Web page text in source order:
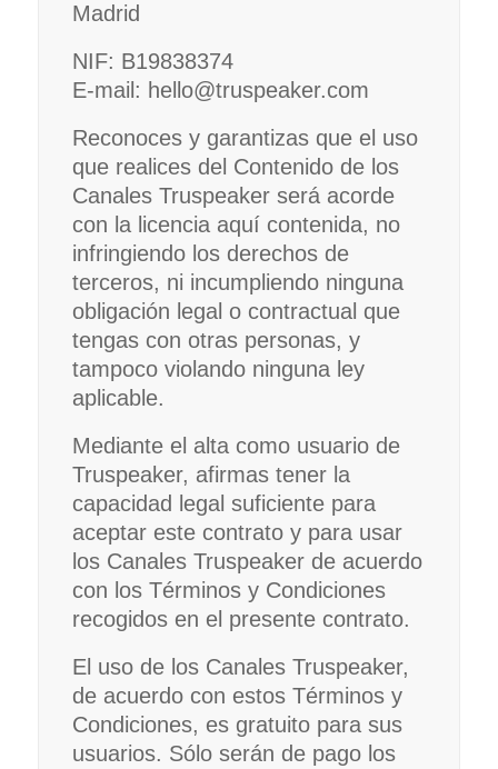
Madrid
NIF: B19838374
E-mail: hello@truspeaker.com
Reconoces y garantizas que el uso
que realices del Contenido de los
Canales Truspeaker será acorde
con la licencia aquí contenida, no
infringiendo los derechos de
terceros, ni incumpliendo ninguna
obligación legal o contractual que
tengas con otras personas, y
tampoco violando ninguna ley
aplicable.
Mediante el alta como usuario de
Truspeaker, afirmas tener la
capacidad legal suficiente para
aceptar este contrato y para usar
los Canales Truspeaker de acuerdo
con los Términos y Condiciones
recogidos en el presente contrato.
El uso de los Canales Truspeaker,
de acuerdo con estos Términos y
Condiciones, es gratuito para sus
usuarios. Sólo serán de pago los